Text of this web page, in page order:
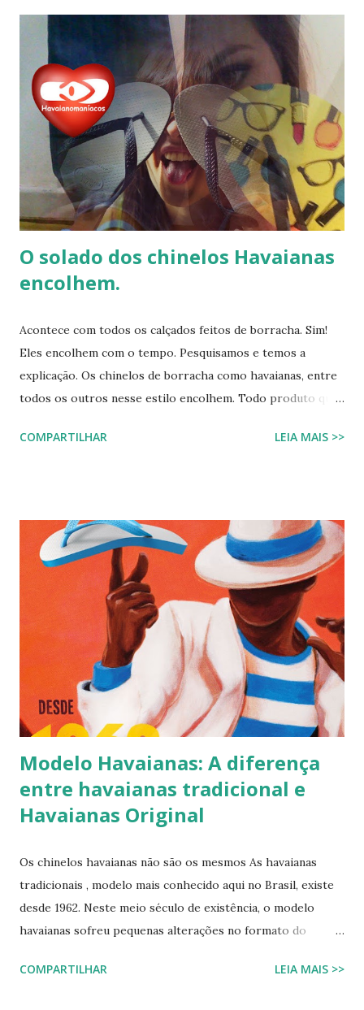
uma marca frequentemente associada ao estilo de vida
descontraído e ao clima quente. Além dos chinelos, a marca
também oferece bolsas, mochilas e acessórios, solidificando
sua presença na moda e na cultura popular. A Havaianas tem
colaborado com diversas marcas e celebridades ao longo
dos anos, criando coleções limitadas e edições especiais de
seus produtos. Amplamente conhecida por seus esforços
de responsabilidade social e ambiental, a havaianas
implementa práticas sustentáveis em sua p...
O solado dos chinelos Havaianas
encolhem.
Acontece com todos os calçados feitos de borracha. Sim!
Eles encolhem com o tempo. Pesquisamos e temos a
explicação. Os chinelos de borracha como havaianas, entre
todos os outros nesse estilo encolhem. Todo produto que
tanto do calor quanto do frio, ou seja, durante o processo
será molhado e exposto ao sol, sendo assim o chinelo pode
encolher de 1 a 2 cm. A comprovação é simples, se você
utilizar o chinelo adquirido no ano passado você verá que
ele está mais justo ao seu pé e se comprar um novo e
medir com o antigo a diferença irá aparecer também,
portanto não se assustem, chinelo de borracha encolhe
sim! * Fonte:
https://www.facebook.com/stillozcuritiba/posts/5438109
29037645 Logo temos que ter o cuidado de comprar os
chi...
COMPARTILHAR LEIA MAIS >>
Modelo Havaianas: A diferença
entre havaianas tradicional e
Havaianas Original
Os chinelos havaianas não são os mesmos As havaianas
tradicionais , modelo mais conhecido aqui no Brasil, existe
desde 1962. Neste meio século de existência, o modelo
havaianas sofreu pequenas alterações no formato do
impresso em relevo. Um fato que muitos desconhecem é
COMPARTILHAR LEIA MAIS >>